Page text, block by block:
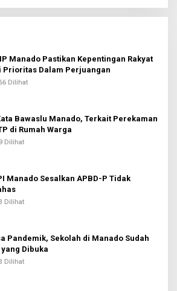
Manado Pastikan Kepentingan Rakyat
Prioritas Dalam Perjuangan
Dilihat
Bawaslu Manado, Terkait Perekaman
di Rumah Warga
Dilihat
Manado Sesalkan APBD-P Tidak
Dilihat
Pandemik, Sekolah di Manado Sudah
Dibuka
Dilihat